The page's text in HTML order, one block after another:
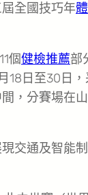
全國技巧年
個健檢推薦部
18日至30日
，分賽場在
交通及智能